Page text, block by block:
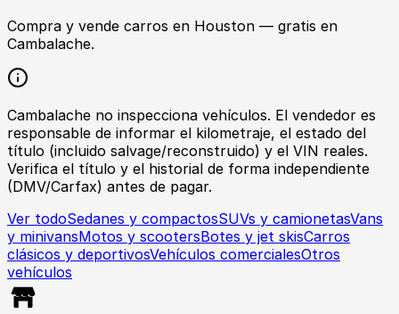
Compra y vende carros en Houston — gratis en
Cambalache.
Cambalache no inspecciona vehículos. El vendedor es
responsable de informar el kilometraje, el estado del
título (incluido salvage/reconstruido) y el VIN reales.
Verifica el título y el historial de forma independiente
(DMV/Carfax) antes de pagar.
Ver todoSedanes y compactosSUVs y camionetasVans
y minivansMotos y scootersBotes y jet skisCarros
clásicos y deportivosVehículos comercialesOtros
vehículos